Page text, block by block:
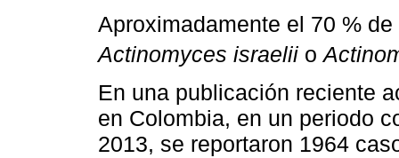
Aproximadamente el 70 %
Actinomyces israelii o
En una publicación reciente
en Colombia, en un periodo
2013, se reportaron 1964